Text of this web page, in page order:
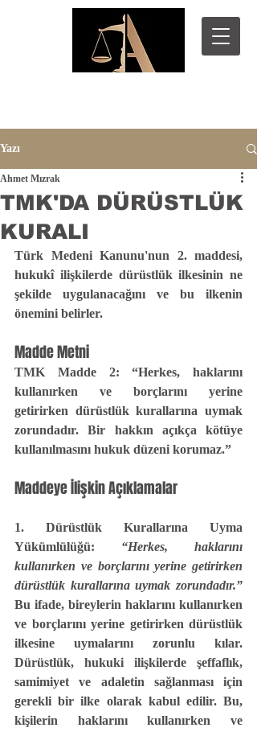
Yazı
TMK'DA DÜRÜSTLÜK
KURALI
Ahmet Mızrak
Türk Medeni Kanunu'nun 2. maddesi,
hukukî ilişkilerde dürüstlük ilkesinin ne
şekilde uygulanacağını ve bu ilkenin
önemini belirler.
Madde Metni
TMK Madde 2: “Herkes, haklarını
kullanırken ve borçlarını yerine
getirirken dürüstlük kurallarına uymak
zorundadır. Bir hakkın açıkça kötüye
kullanılmasını hukuk düzeni korumaz.”
Maddeye İlişkin Açıklamalar
1. Dürüstlük Kurallarına Uyma
Yükümlülüğü: “Herkes, haklarını
kullanırken ve borçlarını yerine getirirken
dürüstlük kurallarına uymak zorundadır.”
Bu ifade, bireylerin haklarını kullanırken
ve borçlarını yerine getirirken dürüstlük
ilkesine uymalarını zorunlu kılar.
Dürüstlük, hukuki ilişkilerde şeffaflık,
samimiyet ve adaletin sağlanması için
gerekli bir ilke olarak kabul edilir. Bu,
kişilerin haklarını kullanırken ve